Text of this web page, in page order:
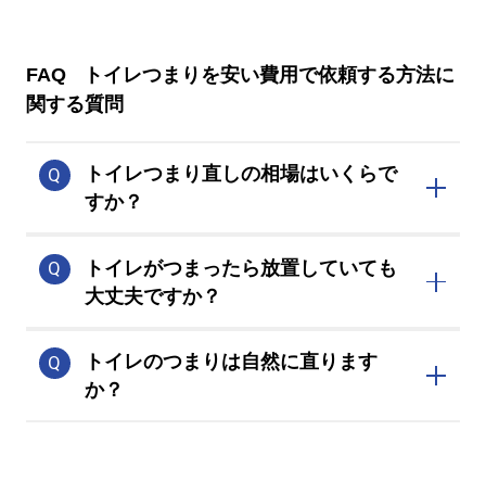
FAQ
トイレつまりを安い費用で依頼する方法に
関する質問
トイレつまり直しの相場はいくらで
すか？
軽度であれば8,000円～25,000円程度で
す。
トイレがつまったら放置していても
大丈夫ですか？
放置すると直らないどころか悪化する可
能性があるので避けてください。
トイレのつまりは自然に直ります
か？